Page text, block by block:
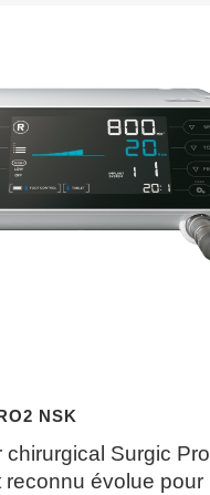
NSK
chirurgical Surgic Pro
reconnu évolue pour